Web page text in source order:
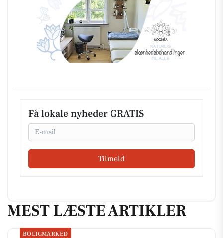
Få lokale nyheder GRATIS
Email
Tilmeld
MEST LÆSTE ARTIKLER
BOLIGMARKED